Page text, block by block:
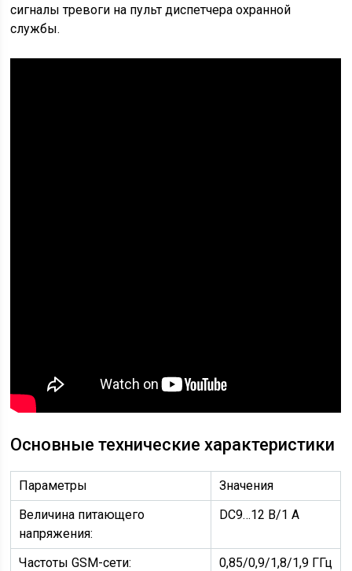
сигналы тревоги на пульт диспетчера охранной
службы.
Основные технические характеристики
Параметры
Значения
Величина питающего
напряжения:
DC9…12 В/1 А
Частоты GSM-сети:
0,85/0,9/1,8/1,9 ГГц